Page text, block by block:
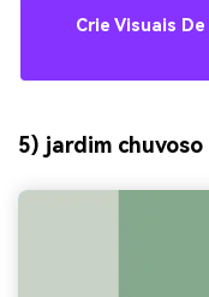
Crie Visuais
5) jardim chuvoso